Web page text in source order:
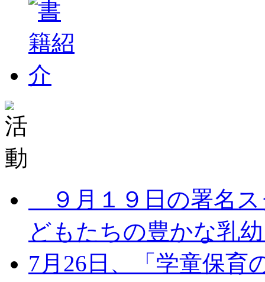
９月１９日の署名ス
どもたちの豊かな乳
7月26日、「学童保育